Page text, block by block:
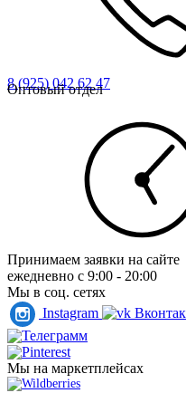
8 (925) 042 62 47
Оптовый отдел
Принимаем заявки на сайте
ежедневно с 9:00 - 20:00
Мы в соц. сетях
Instagram
Телеграмм
Pinterest
Мы на маркетплейсах
Wildberries